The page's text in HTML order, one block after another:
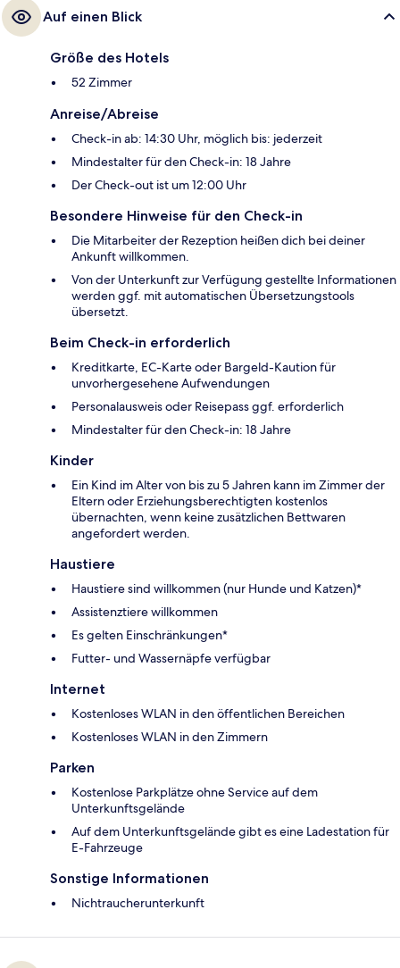
Auf einen Blick
Größe des Hotels
52 Zimmer
Anreise/Abreise
Check-in ab: 14:30 Uhr, möglich bis: jederzeit
Mindestalter für den Check-in: 18 Jahre
Der Check-out ist um 12:00 Uhr
Besondere Hinweise für den Check-in
Die Mitarbeiter der Rezeption heißen dich bei deiner
Ankunft willkommen.
Von der Unterkunft zur Verfügung gestellte Informationen
werden ggf. mit automatischen Übersetzungstools
übersetzt.
Beim Check-in erforderlich
Kreditkarte, EC-Karte oder Bargeld-Kaution für
unvorhergesehene Aufwendungen
Personalausweis oder Reisepass ggf. erforderlich
Mindestalter für den Check-in: 18 Jahre
Kinder
Ein Kind im Alter von bis zu 5 Jahren kann im Zimmer der
Eltern oder Erziehungsberechtigten kostenlos
übernachten, wenn keine zusätzlichen Bettwaren
angefordert werden.
Haustiere
Haustiere sind willkommen (nur Hunde und Katzen)*
Assistenztiere willkommen
Es gelten Einschränkungen*
Futter- und Wassernäpfe verfügbar
Internet
Kostenloses WLAN in den öffentlichen Bereichen
Kostenloses WLAN in den Zimmern
Parken
Kostenlose Parkplätze ohne Service auf dem
Unterkunftsgelände
Auf dem Unterkunftsgelände gibt es eine Ladestation für
E-Fahrzeuge
Sonstige Informationen
Nichtraucherunterkunft